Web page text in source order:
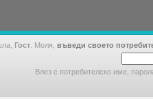
Гост . Моля, въведи своето
Влез с потребителско име,